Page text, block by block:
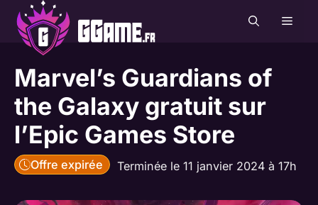
Aller
contenu
Marvel’s Guardians of
the Galaxy gratuit sur
l’Epic Games Store
Offre expirée Terminée le 11 janvier 2024 à 17h